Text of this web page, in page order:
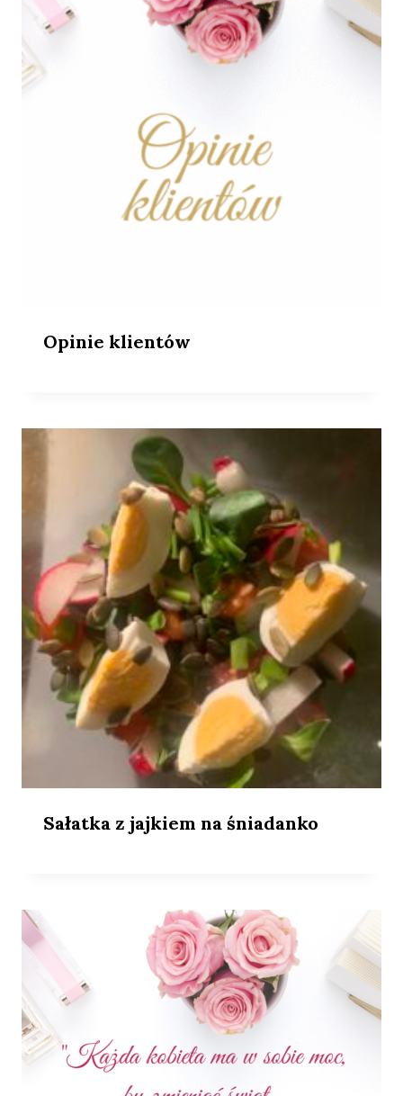
Opinie klientów
Sałatka z jajkiem na śniadanko